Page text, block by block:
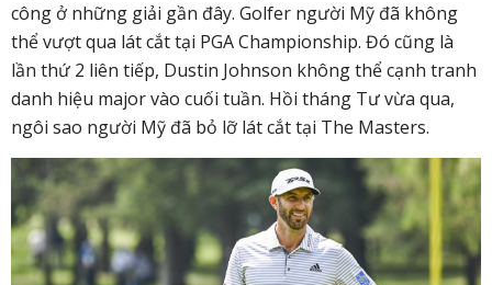
công ở những giải gần đây. Golfer người Mỹ đã không
thể vượt qua lát cắt tại PGA Championship. Đó cũng là
lần thứ 2 liên tiếp, Dustin Johnson không thể cạnh tranh
danh hiệu major vào cuối tuần. Hồi tháng Tư vừa qua,
ngôi sao người Mỹ đã bỏ lỡ lát cắt tại The Masters.